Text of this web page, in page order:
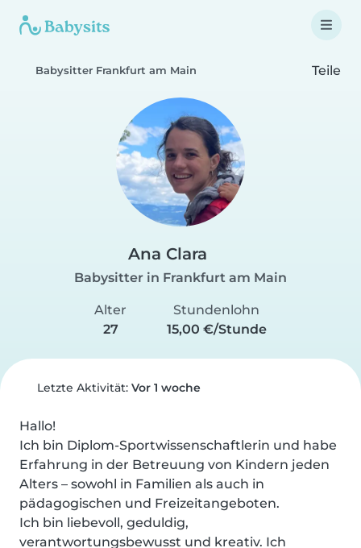
Babysitter Frankfurt am Main Teile
Ana Clara
Babysitter in Frankfurt am Main
Alter
27
Stundenlohn
15,00 €/Stunde
Letzte Aktivität: Vor 1 woche
Hallo!
Ich bin Diplom-Sportwissenschaftlerin und habe
Erfahrung in der Betreuung von Kindern jeden
Alters – sowohl in Familien als auch in
pädagogischen und Freizeitangeboten.
Ich bin liebevoll, geduldig,
verantwortungsbewusst und kreativ. Ich